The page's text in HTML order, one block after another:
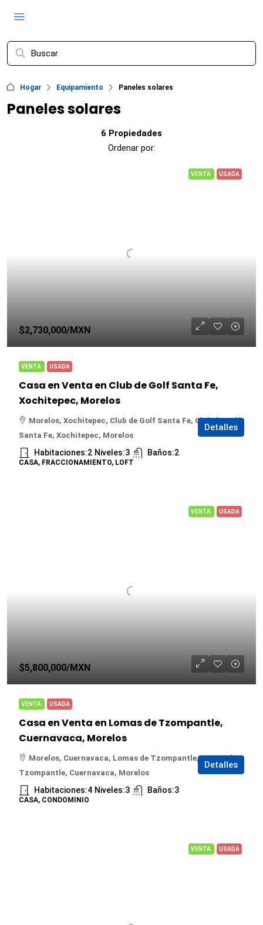
Hogar Equipamiento Paneles solares
Paneles solares
6 Propiedades
Ordenar por:
VENTA USADA
$2,730,000/MXN
VENTA USADA
Casa en Venta en Club de Golf Santa Fe,
Xochitepec, Morelos
Morelos, Xochitepec, Club de Golf Santa Fe, Club de Golf
Santa Fe, Xochitepec, Morelos
Habitaciones:2 Niveles:3 Baños:2
CASA, FRACCIONAMIENTO, LOFT
Detalles
VENTA USADA
$5,800,000/MXN
VENTA USADA
Casa en Venta en Lomas de Tzompantle,
Cuernavaca, Morelos
Morelos, Cuernavaca, Lomas de Tzompantle, Lomas de
Tzompantle, Cuernavaca, Morelos
Habitaciones:4 Niveles:3 Baños:3
CASA, CONDOMINIO
Detalles
VENTA USADA